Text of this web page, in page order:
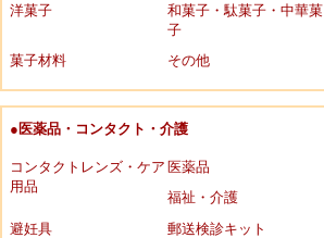
洋菓子
和菓子・駄菓子・中華菓
子
菓子材料
その他
●医薬品・コンタクト・介護
コンタクトレンズ・ケア
用品
医薬品
福祉・介護
避妊具
郵送検診キット